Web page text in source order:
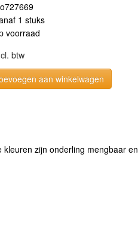
1 stuks
voorraad
btw
aan winkelwagen
zijn onderling mengbaar en